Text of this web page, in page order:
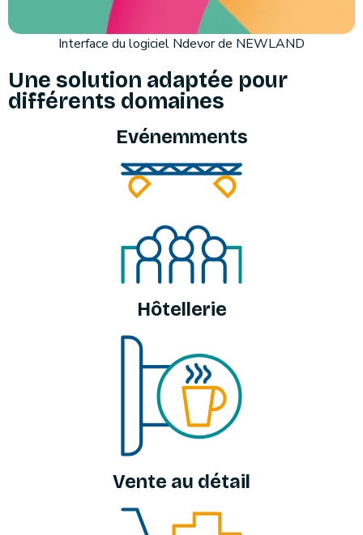
Interface du logiciel Ndevor de NEWLAND
Une solution adaptée pour
différents domaines
Evénemments
Hôtellerie
Vente au détail